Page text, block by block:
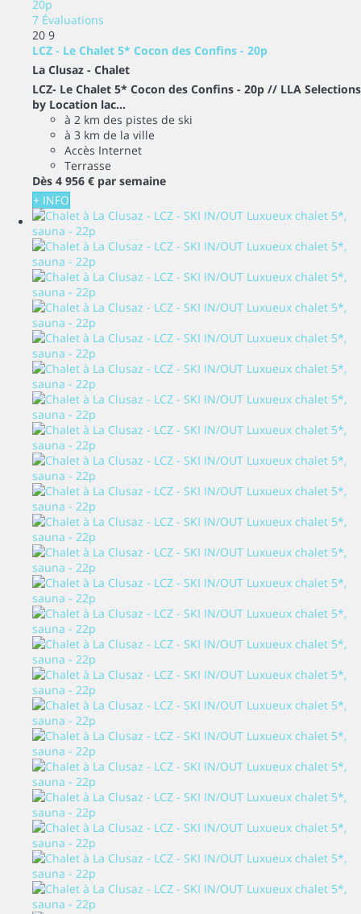
7 Évaluations
20 9
LCZ - Le Chalet 5* Cocon des Confins - 20p
La Clusaz - Chalet
LCZ- Le Chalet 5* Cocon des Confins - 20p // LLA Selections
by Location lac...
à 2 km des pistes de ski
à 3 km de la ville
Accès Internet
Terrasse
Dès 4 956 € par semaine
+ INFO